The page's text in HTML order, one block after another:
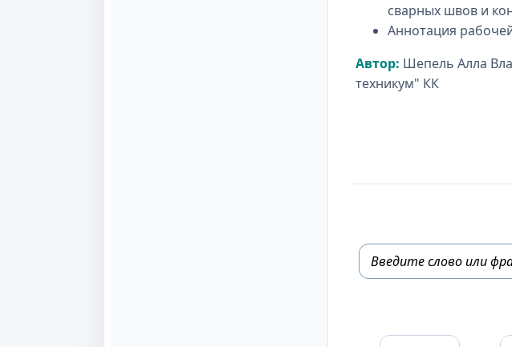
сварных швов и
Аннотация
Автор: Шепель Алла
техникум" КК